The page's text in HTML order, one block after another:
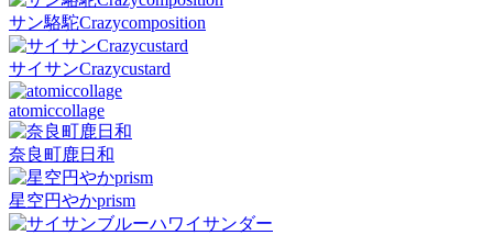
サン駱駝Crazycomposition
サイサンCrazycustard
atomiccollage
奈良町鹿日和
星空円やかprism